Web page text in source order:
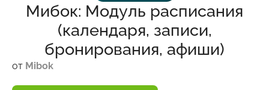
Мибок: Модуль расписания
(календаря, записи,
бронирования, афиши)
от Mibok